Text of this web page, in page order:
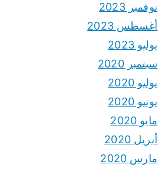
نوفمبر 2023
أغسطس 2023
يوليو 2023
سبتمبر 2020
يوليو 2020
يونيو 2020
مايو 2020
أبريل 2020
مارس 2020